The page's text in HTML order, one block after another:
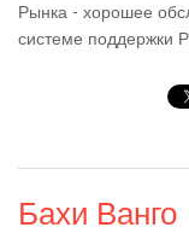
Рынка - хорошее
системе поддержки
Бахи Ванго